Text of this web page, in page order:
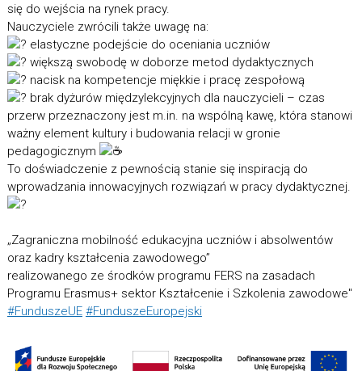
się do wejścia na rynek pracy.
Nauczyciele zwrócili także uwagę na:
elastyczne podejście do oceniania uczniów
większą swobodę w doborze metod dydaktycznych
nacisk na kompetencje miękkie i pracę zespołową
brak dyżurów międzylekcyjnych dla nauczycieli – czas
przerw przeznaczony jest m.in. na wspólną kawę, która stanowi
ważny element kultury i budowania relacji w gronie
pedagogicznym
To doświadczenie z pewnością stanie się inspiracją do
wprowadzania innowacyjnych rozwiązań w pracy dydaktycznej.
„Zagraniczna mobilność edukacyjna uczniów i absolwentów
oraz kadry kształcenia zawodowego”
realizowanego ze środków programu FERS na zasadach
Programu Erasmus+ sektor Kształcenie i Szkolenia zawodowe"
#FunduszeUE #FunduszeEuropejski